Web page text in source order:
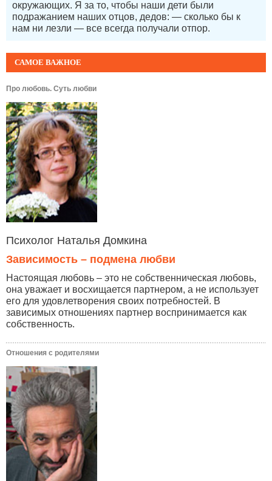
САМОЕ ВАЖНОЕ
Про любовь. Суть любви
Психолог Наталья Домкина
Зависимость – подмена любви
Настоящая любовь – это не собственническая любовь,
она уважает и восхищается партнером, а не использует
его для удовлетворения своих потребностей. В
зависимых отношениях партнер воспринимается как
собственность.
Отношения с родителями
окружающих. Я за то, чтобы наши дети были
подражанием наших отцов, дедов: — сколько бы к
нам ни лезли — все всегда получали отпор.